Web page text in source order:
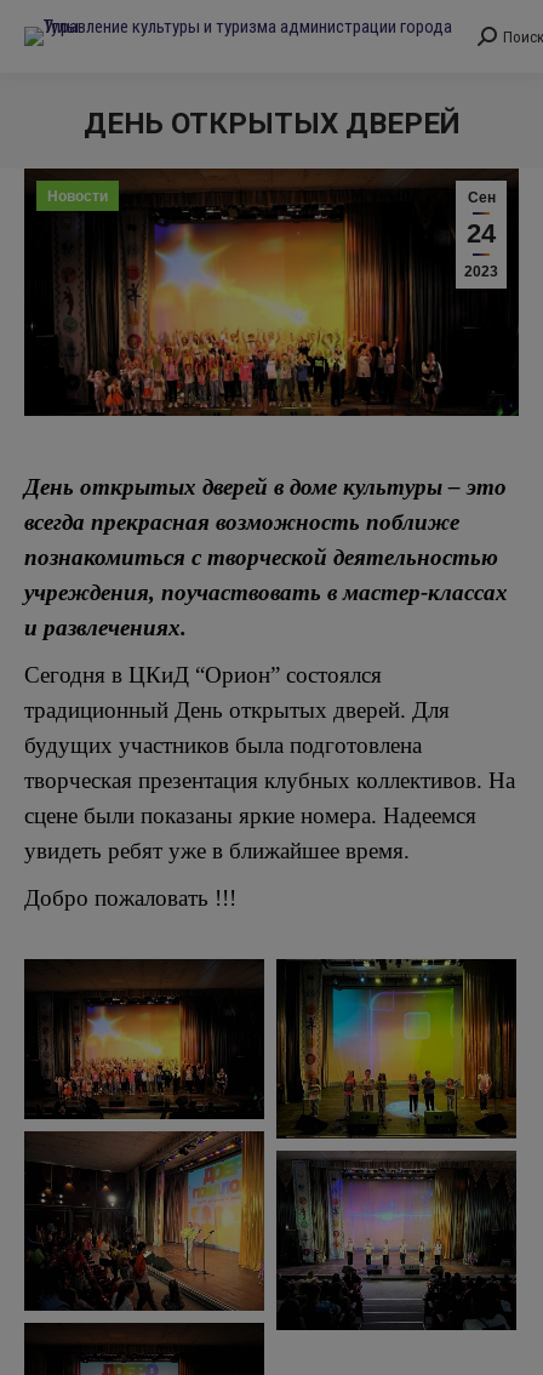
Поиск:
Поиск
ДЕНЬ ОТКРЫТЫХ ДВЕРЕЙ
Сен
24
2023
Новости
День открытых дверей в доме культуры – это
всегда прекрасная возможность поближе
познакомиться с творческой деятельностью
учреждения, поучаствовать в мастер-классах
и развлечениях.
Сегодня в ЦКиД “Орион” состоялся
традиционный День открытых дверей. Для
будущих участников была подготовлена
творческая презентация клубных коллективов. На
сцене были показаны яркие номера. Надеемся
увидеть ребят уже в ближайшее время.
Добро пожаловать !!!